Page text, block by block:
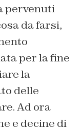
pervenuti
da farsi,
per la fine
la
delle
Ad ora
e decine di